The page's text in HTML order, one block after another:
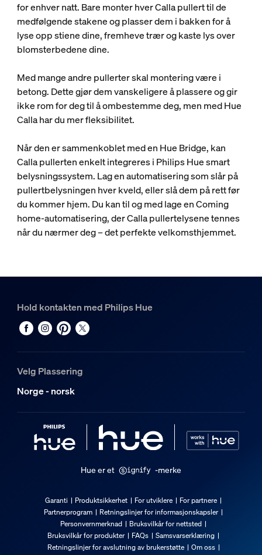
for enhver natt. Bare monter hver Calla pullert til de
medfølgende stakene og plasser dem i bakken for å
lyse opp stiene dine, fremheve trær og kaste lys over
blomsterbedene dine.
Med mange andre pullerter skal montering være i
betong. Dette gjør dem vanskeligere å plassere og gir
ikke rom for deg til å ombestemme deg, men med Hue
Calla har du mer fleksibilitet.
Når den er sammenkoblet med en Hue Bridge, kan
Calla pullerten enkelt integreres i Philips Hue smart
belysningssystem. Lag en automatisering som slår på
pullertbelysningen hver kveld, eller slå dem på rett før
du kommer hjem. Du kan til og med lage en Coming
home-automatisering, der Calla pullertelysene tennes
når du nærmer deg – det perfekte velkomsthjemmet.
Hold kontakten med Philips Hue
Velg Plassering
Norge - norsk
Hue er et -merke
Garanti Produktsikkerhet For utviklere
For partnere
Partnerprogram
Retningslinjer for informasjonskapsler
Personvernmerknad
Bruksvilkår for nettsted
Bruksvilkår for produkter
FAQs
Samsvarserklæring
Retningslinjer for avslutning av brukerstøtte
Om oss